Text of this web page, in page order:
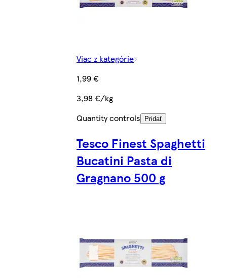
Viac z kategórie
1,99 €
3,98 €/kg
Quantity controls
Pridať
Tesco Finest Spaghetti
Bucatini Pasta di
Gragnano 500 g